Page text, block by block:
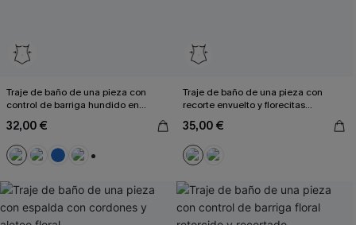
Traje de baño de una pieza con
control de barriga hundido en
32,00 €
Traje de baño de una pieza con
recorte envuelto y florecitas
35,00 €